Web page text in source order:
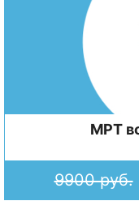
МРТ
9900 руб.